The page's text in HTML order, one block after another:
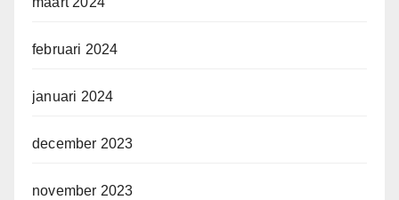
februari 2024
januari 2024
december 2023
november 2023